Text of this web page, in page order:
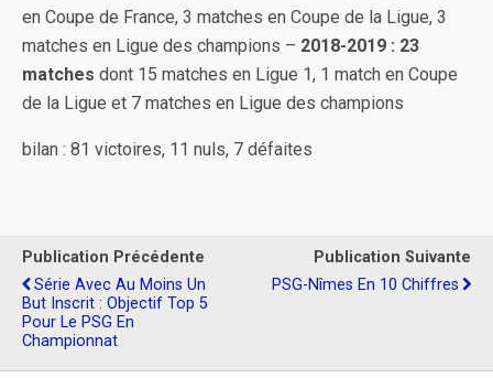
en Coupe de France, 3 matches en Coupe de la Ligue, 3
matches en Ligue des champions – 2018-2019 : 23
matches dont 15 matches en Ligue 1, 1 match en Coupe
de la Ligue et 7 matches en Ligue des champions
bilan : 81 victoires, 11 nuls, 7 défaites
Publication Précédente
Série Avec Au Moins Un
But Inscrit : Objectif Top 5
Pour Le PSG En
Championnat
Publication Suivante
PSG-Nîmes En 10 Chiffres